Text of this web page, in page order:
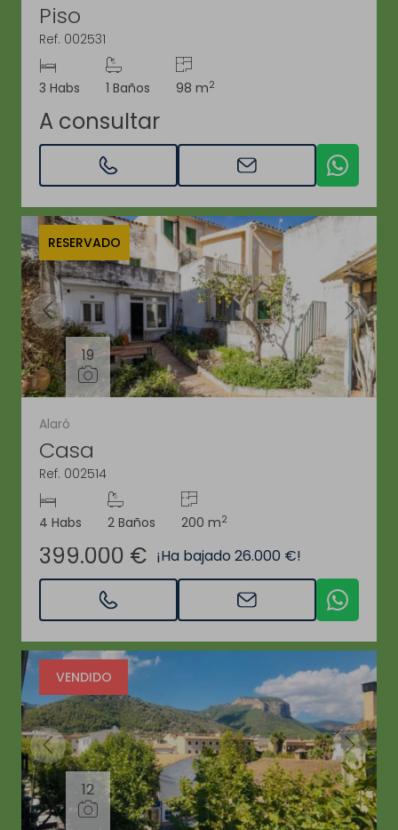
Piso
Ref. 002531
3 Habs 1 Baños 98 m2
A consultar
RESERVADO
19
Alaró
Casa
Ref. 002514
4 Habs 2 Baños 200 m2
399.000 € ¡Ha bajado 26.000 €!
VENDIDO
12